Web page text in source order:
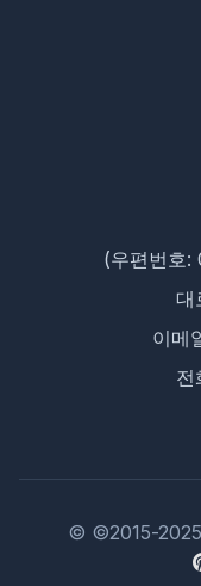
(우편번호:
대
이메
© ©2015-